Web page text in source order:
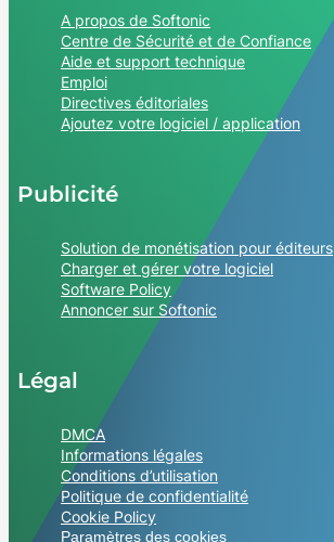
A propos de Softonic
Centre de Sécurité et de Confiance
Aide et support technique
Emploi
Directives éditoriales
Ajoutez votre logiciel / application
Publicité
Solution de monétisation pour éditeurs
Charger et gérer votre logiciel
Software Policy
Annoncer sur Softonic
Légal
DMCA
Informations légales
Conditions d’utilisation
Politique de confidentialité
Cookie Policy
Paramètres des cookies